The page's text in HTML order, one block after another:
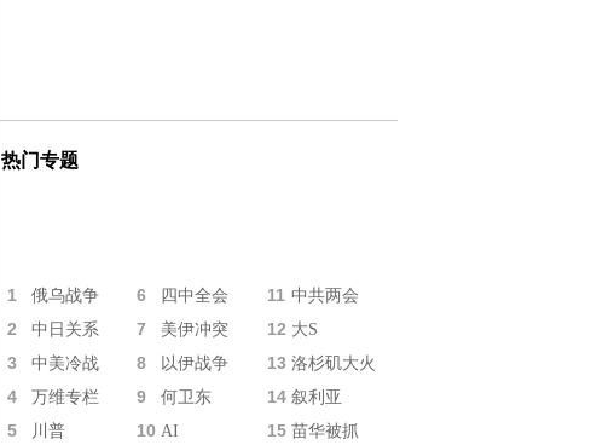
热门专题
1 俄乌战争 6 四中全会 11 中共两会
2 中日关系 7 美伊冲突 12 大S
3 中美冷战 8 以伊战争 13 洛杉矶大火
4 万维专栏 9 何卫东 14 叙利亚
5 川普 10 AI 15 苗华被抓